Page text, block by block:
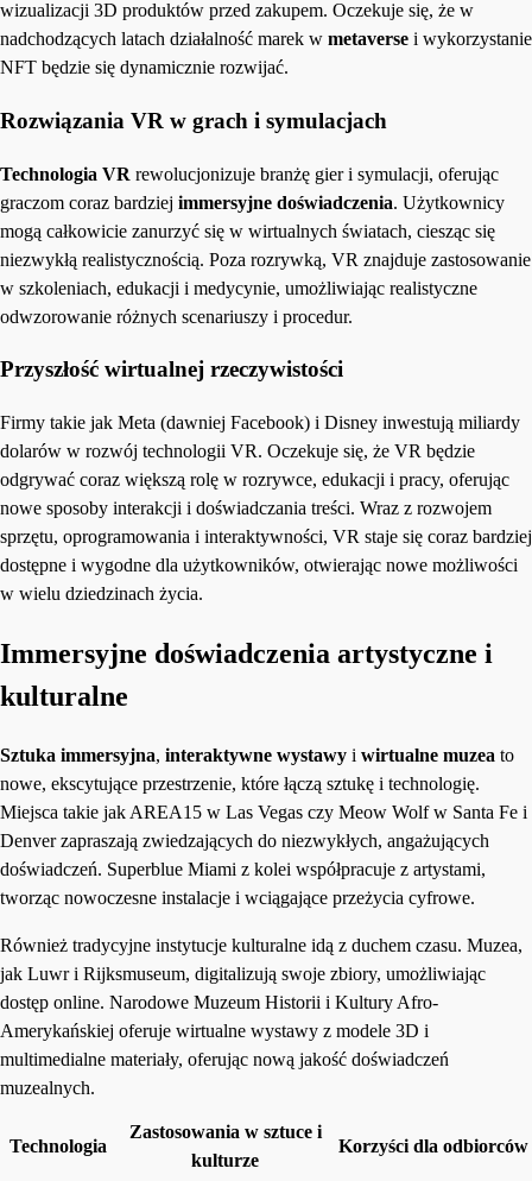
wizualizacji 3D produktów przed zakupem. Oczekuje się, że w
nadchodzących latach działalność marek w metaverse i wykorzystanie
NFT będzie się dynamicznie rozwijać.
Rozwiązania VR w grach i symulacjach
Technologia VR rewolucjonizuje branżę gier i symulacji, oferując
graczom coraz bardziej immersyjne doświadczenia. Użytkownicy
mogą całkowicie zanurzyć się w wirtualnych światach, ciesząc się
niezwykłą realistycznością. Poza rozrywką, VR znajduje zastosowanie
w szkoleniach, edukacji i medycynie, umożliwiając realistyczne
odwzorowanie różnych scenariuszy i procedur.
Przyszłość wirtualnej rzeczywistości
Firmy takie jak Meta (dawniej Facebook) i Disney inwestują miliardy
dolarów w rozwój technologii VR. Oczekuje się, że VR będzie
odgrywać coraz większą rolę w rozrywce, edukacji i pracy, oferując
nowe sposoby interakcji i doświadczania treści. Wraz z rozwojem
sprzętu, oprogramowania i interaktywności, VR staje się coraz bardziej
dostępne i wygodne dla użytkowników, otwierając nowe możliwości
w wielu dziedzinach życia.
Immersyjne doświadczenia artystyczne i
kulturalne
Sztuka immersyjna, interaktywne wystawy i wirtualne muzea to
nowe, ekscytujące przestrzenie, które łączą sztukę i technologię.
Miejsca takie jak AREA15 w Las Vegas czy Meow Wolf w Santa Fe i
Denver zapraszają zwiedzających do niezwykłych, angażujących
doświadczeń. Superblue Miami z kolei współpracuje z artystami,
tworząc nowoczesne instalacje i wciągające przeżycia cyfrowe.
Również tradycyjne instytucje kulturalne idą z duchem czasu. Muzea,
jak Luwr i Rijksmuseum, digitalizują swoje zbiory, umożliwiając
dostęp online. Narodowe Muzeum Historii i Kultury Afro-
Amerykańskiej oferuje wirtualne wystawy z modele 3D i
multimedialne materiały, oferując nową jakość doświadczeń
muzealnych.
Technologia
Zastosowania w sztuce i
kulturze
Korzyści dla odbiorców